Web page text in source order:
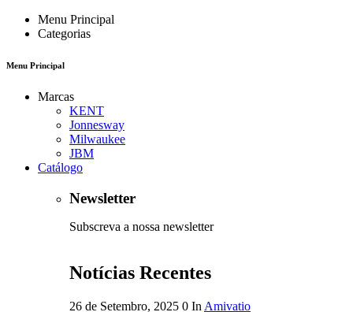
Menu Principal
Categorias
Menu Principal
Marcas
KENT
Jonnesway
Milwaukee
JBM
Catálogo
Newsletter
Subscreva a nossa newsletter
Notícias Recentes
26 de Setembro, 2025 0 In Amivatio